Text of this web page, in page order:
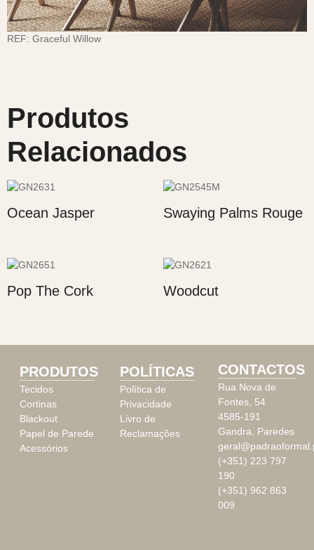
REF: Graceful Willow
Produtos
Relacionados
Ocean Jasper Swaying Palms Rouge
Pop The Cork Woodcut
PRODUTOS
Tecidos
Cortinas
Blackout
Papel de Parede
Acessórios
POLÍTICAS
Política de
Privacidade
Livro de
Reclamações
CONTACTOS
Rua Nova de
Fontes, 54
4585-191
Gandra, Paredes
(+351) 223 797
190
(+351) 962 863
009